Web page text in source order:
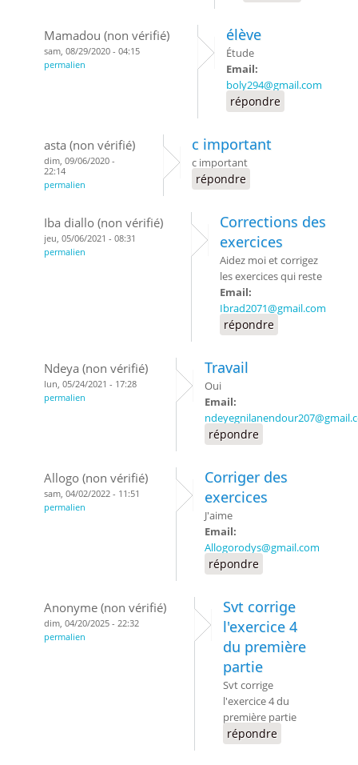
Mamadou (non vérifié)
sam, 08/29/2020 - 04:15
permalien
élève
Étude
Email:
boly294@gmail.com
répondre
asta (non vérifié)
dim, 09/06/2020 -
22:14
permalien
c important
c important
répondre
Iba diallo (non vérifié)
jeu, 05/06/2021 - 08:31
permalien
Corrections des
exercices
Aidez moi et corrigez
les exercices qui reste
Email:
Ibrad2071@gmail.com
répondre
Ndeya (non vérifié)
lun, 05/24/2021 - 17:28
permalien
Travail
Oui
Email:
répondre
Allogo (non vérifié)
sam, 04/02/2022 - 11:51
permalien
Corriger des
exercices
J'aime
Email:
Allogorodys@gmail.com
répondre
Anonyme (non vérifié)
dim, 04/20/2025 - 22:32
permalien
Svt corrige
l'exercice 4
du première
partie
Svt corrige
l'exercice 4 du
première partie
répondre